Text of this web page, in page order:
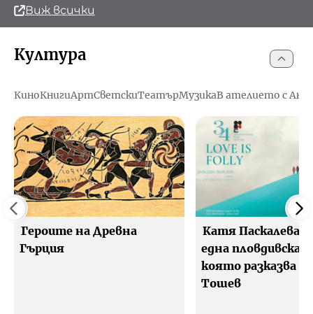
Виж всички
Култура
КиноКнигиАртСветскиТеатърМузикаВ ателието с Ани
Героите на Древна
Гърция
Катя Паскалева и
една пловдивска
която разказва
Тошев